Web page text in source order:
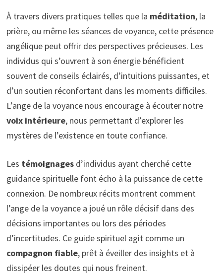
À travers divers pratiques telles que la méditation, la
prière, ou même les séances de voyance, cette présence
angélique peut offrir des perspectives précieuses. Les
individus qui s’ouvrent à son énergie bénéficient
souvent de conseils éclairés, d’intuitions puissantes, et
d’un soutien réconfortant dans les moments difficiles.
L’ange de la voyance nous encourage à écouter notre
voix intérieure, nous permettant d’explorer les
mystères de l’existence en toute confiance.
Les témoignagesd’individus ayant cherché cette
guidance spirituelle font écho à la puissance de cette
connexion. De nombreux récits montrent comment
l’ange de la voyance a joué un rôle décisif dans des
décisions importantes ou lors des périodes
d’incertitudes. Ce guide spirituel agit comme un
compagnon fiable, prêt à éveiller des insights et à
dissipéer les doutes qui nous freinent.